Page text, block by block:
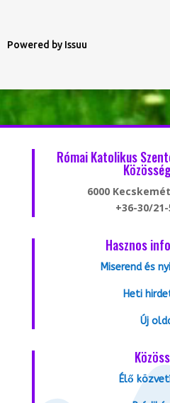
Powered by Issuu
Római Katolikus
6000
+36-30/
Hasznos
Miserend és
Heti
Új
Élő